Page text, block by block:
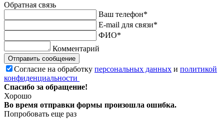
Обратная связь
Ваш телефон*
E-mail для связи*
ФИО*
Комментарий
Отправить сообщение
Согласие на обработку персональных данных и политикой
конфиденциальности
Спасибо за обращение!
Хорошо
Во время отправки формы произошла ошибка.
Попробовать еще раз